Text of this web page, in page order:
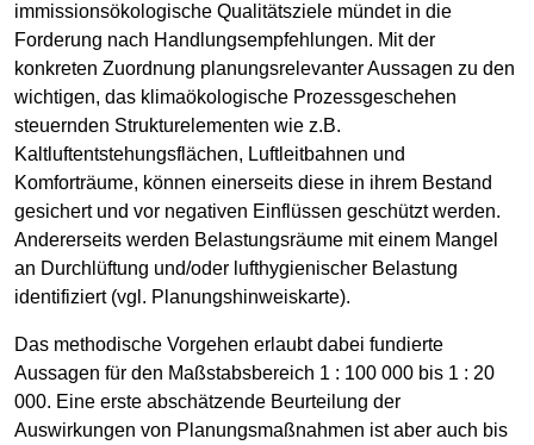
immissionsökologische Qualitätsziele mündet in die
Forderung nach Handlungsempfehlungen. Mit der
konkreten Zuordnung planungsrelevanter Aussagen zu den
wichtigen, das klimaökologische Prozessgeschehen
steuernden Strukturelementen wie z.B.
Kaltluftentstehungsflächen, Luftleitbahnen und
Komforträume, können einerseits diese in ihrem Bestand
gesichert und vor negativen Einflüssen geschützt werden.
Andererseits werden Belastungsräume mit einem Mangel
an Durchlüftung und/oder lufthygienischer Belastung
identifiziert (vgl. Planungshinweiskarte).
Das methodische Vorgehen erlaubt dabei fundierte
Aussagen für den Maßstabsbereich 1 : 100 000 bis 1 : 20
000. Eine erste abschätzende Beurteilung der
Auswirkungen von Planungsmaßnahmen ist aber auch bis